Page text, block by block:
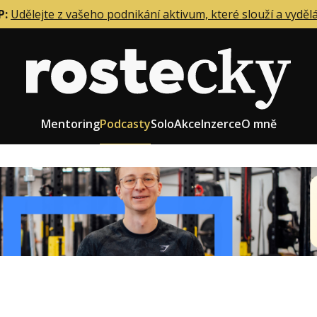
Udělejte z vašeho podnikání aktivum, které slouží a
MentoringPodcastySoloAkceInzerceO mně
firmy
zaměstnanců
Role zakladatele/CEO
Růst firmy